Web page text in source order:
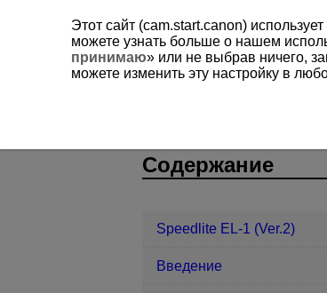
Speedlite EL-1 (Ver.2)
Содержание
Speedlite EL-1 (Ver.2)
Введение
Этот сайт (cam.start.canon)
можете узнать больше о нашем
принимаю» или не выбрав ничего,
можете изменить эту настройку в